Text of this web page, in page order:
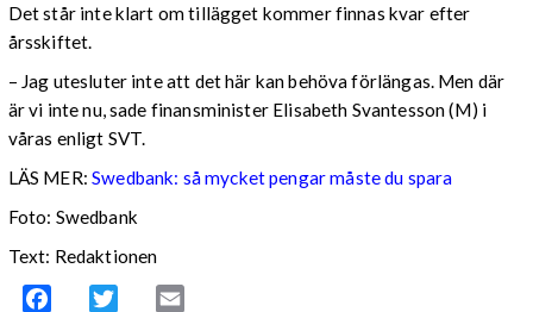
Det står inte klart om tillägget kommer finnas kvar efter
årsskiftet.
– Jag utesluter inte att det här kan behöva förlängas. Men där
är vi inte nu, sade finansminister Elisabeth Svantesson (M) i
våras enligt SVT.
LÄS MER:Swedbank: så mycket pengar måste du spara
Foto: Swedbank
Text: Redaktionen
Facebook Twitter